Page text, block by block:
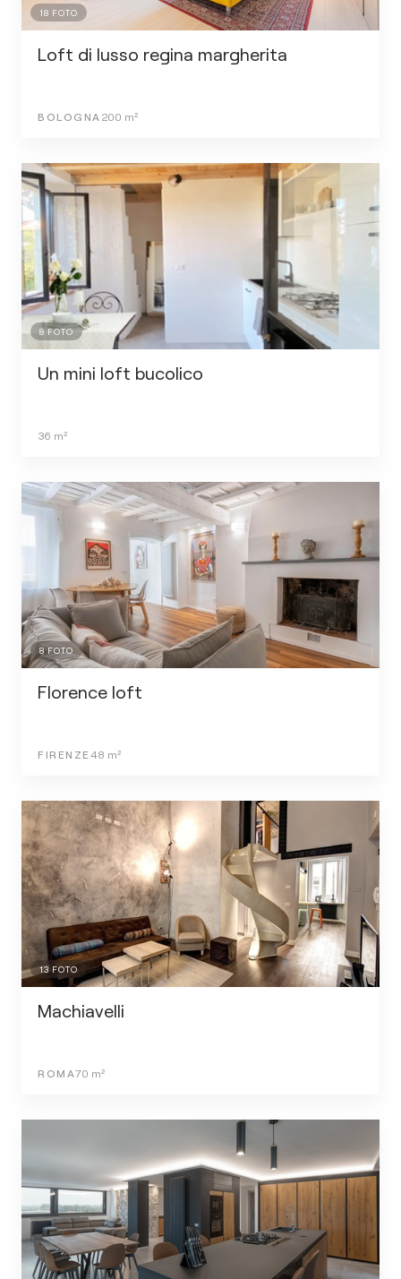
18 FOTO
Loft di lusso regina margherita
BOLOGNA 200 m²
8FOTO
Un mini loft bucolico
36 m²
8FOTO
Florence loft
FIRENZE 48 m²
13 FOTO
Machiavelli
ROMA70 m²